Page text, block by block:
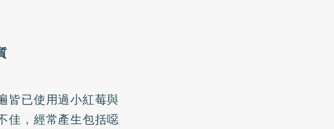
皆已使用過小紅莓與
佳，經常產生包括噁